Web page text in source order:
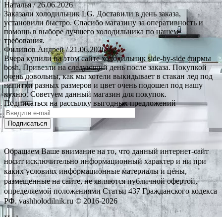
Наталья/ 26.06.2026
Заказали холодильник LG. Доставили в день заказа,
установили быстро. Спасибо магазину за оперативность и
помощь в выборе лучшего холодильника по нашем
требования.
Филипов Андрей/ 21.06.2026
Вчера купили на этом сайте холодильник side-by-side фирмы
bosh. Привезли на следующий день после заказа. Покупкой
очень довольны, как мы хотели выкидывает в стакан лед под
напитки разных размеров и цвет очень подошел под нашу
кухню. Советуем данный магазин для покупок.
Подписаться на рассылку выгодных предложений
Подписаться
Обращаем Ваше внимание на то, что данный интернет-сайт
носит исключительно информационный характер и ни при
каких условиях информационные материалы и цены,
размещенные на сайте, не являются публичной офертой,
определяемой положениями Статьи 437 Гражданского кодекса
РФ. vashholodilnik.ru © 2016-2026